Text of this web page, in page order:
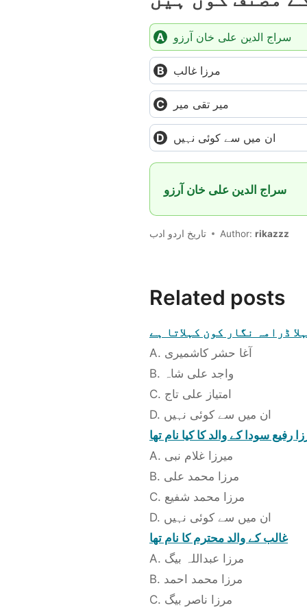
سراج الدین علی خان آرزو
مرزا غالب
میر تقی میر
ان میں سے کوئی نہیں
تاریخ اردو ادب Author: rikazzz
Related posts
ڈرامہ نگار کون کہلاتا ہے
A. آغا حشر کاشمیری
B. واجد علی شاہ
C. امتیاز علی تاج
D. ان میں سے کوئی نہیں
رفیع سودا کے والد کا کیا نام تھا
A. میرزا غلام نبی
B. مرزا محمد علی
C. مرزا محمد شفیع
D. ان میں سے کوئی نہیں
غالب کے والد محترم کا نام تھا
A. مرزا عبداللہ بیگ
B. مرزا محمد احمد
C. مرزا ناصر بیگ